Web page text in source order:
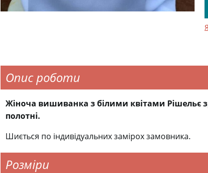
Опис роботи
Жіноча вишиванка з білими квітами Рішельє
полотні.
Шиється по індивідуальних замірох замовника.
Розміри